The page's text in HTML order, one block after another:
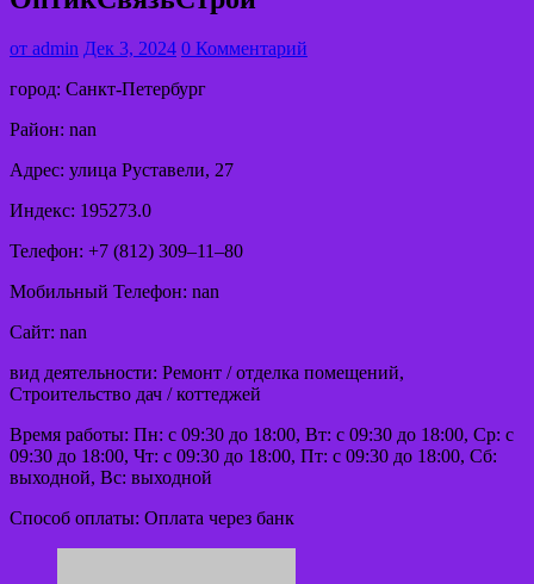
от admin Дек 3, 2024 0 Комментарий
город: Санкт-Петербург
Район: nan
Адрес: улица Руставели, 27
Индекс: 195273.0
Телефон: +7 (812) 309‒11‒80
Мобильный Телефон: nan
Сайт: nan
вид деятельности: Ремонт / отделка помещений,
Строительство дач / коттеджей
Время работы: Пн: с 09:30 до 18:00, Вт: с 09:30 до 18:00, Ср: с
09:30 до 18:00, Чт: с 09:30 до 18:00, Пт: с 09:30 до 18:00, Сб:
выходной, Вс: выходной
Способ оплаты: Оплата через банк